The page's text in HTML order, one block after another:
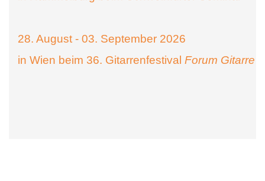
28. August - 03. September 2026
in Wien beim 36. Gitarrenfestival Forum Gitarre